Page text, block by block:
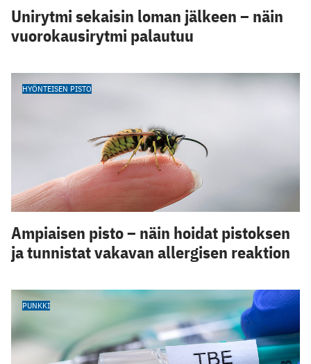
Unirytmi sekaisin loman jälkeen – näin
vuorokausirytmi palautuu
HYÖNTEISEN PISTO
Ampiaisen pisto – näin hoidat pistoksen
ja tunnistat vakavan allergisen reaktion
PUNKKI